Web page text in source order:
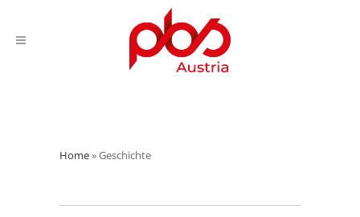
Home»Geschichte